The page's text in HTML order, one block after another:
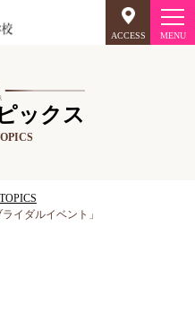
ACCESS
ックス
イダルイベント」